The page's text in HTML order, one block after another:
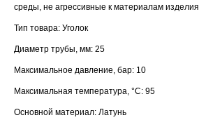
среды, не агрессивные к материалам изделия.
Тип товара: Уголок
Диаметр трубы, мм: 25
Максимальное давление, бар: 10
Максимальная температура, °С: 95
Основной материал: Латунь